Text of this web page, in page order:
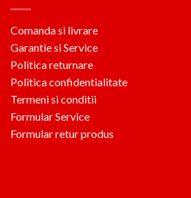
Comanda si livrare
Garantie si Service
Politica returnare
Politica confidentialitate
Termeni si conditii
Formular Service
Formular retur produs